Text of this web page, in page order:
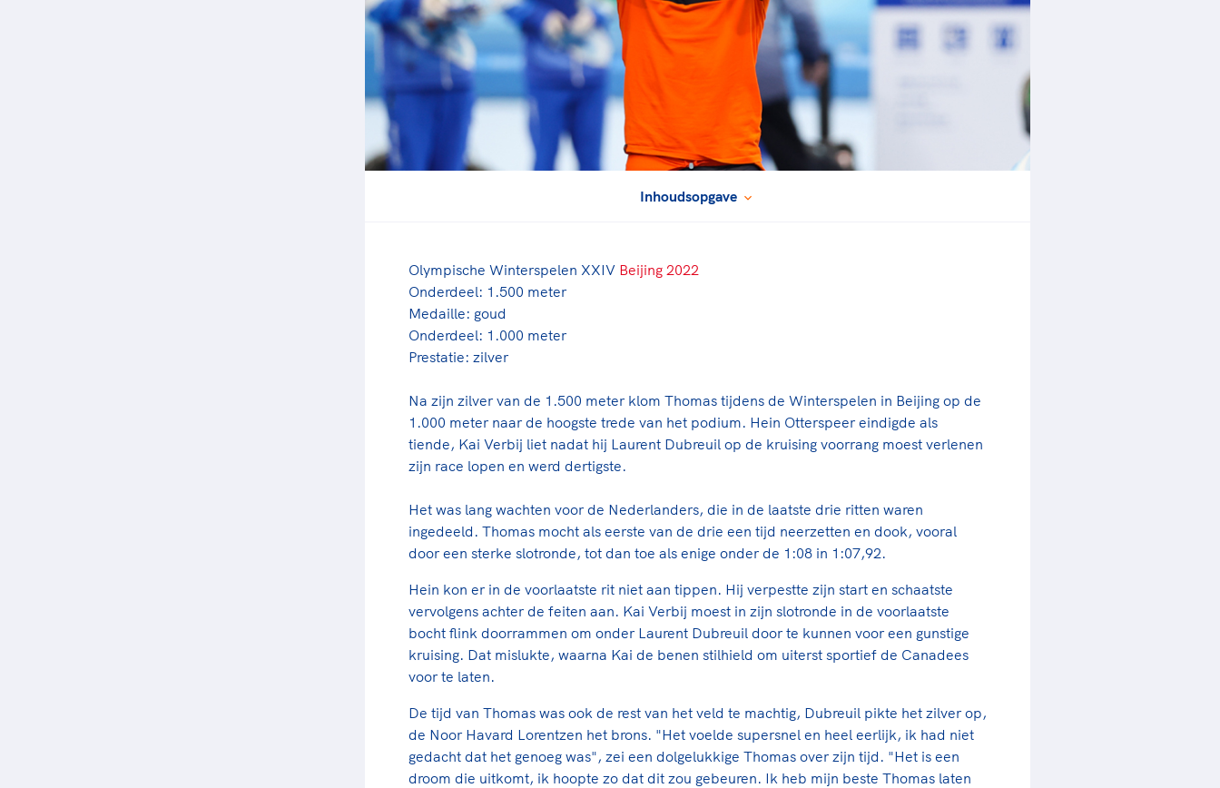
positionering van sport
je moeder of de hockeywedstrijd
van je buurjongen.
Lees verder
Gezonde sportomgeving
Bekwaam sportkader
Vitale clubs en bestuurlijk kader
Lees verder
Inhoudsopgave
Olympische Winterspelen XXIV Beijing 2022
Onderdeel: 1.500 meter
Medaille: goud
Onderdeel: 1.000 meter
Prestatie: zilver
Na zijn zilver van de 1.500 meter klom Thomas tijdens de Winterspelen in Beijing op de
1.000 meter naar de hoogste trede van het podium. Hein Otterspeer eindigde als
tiende, Kai Verbij liet nadat hij Laurent Dubreuil op de kruising voorrang moest verlenen
zijn race lopen en werd dertigste.
Het was lang wachten voor de Nederlanders, die in de laatste drie ritten waren
ingedeeld. Thomas mocht als eerste van de drie een tijd neerzetten en dook, vooral
door een sterke slotronde, tot dan toe als enige onder de 1:08 in 1:07,92.
Hein kon er in de voorlaatste rit niet aan tippen. Hij verpestte zijn start en schaatste
vervolgens achter de feiten aan. Kai Verbij moest in zijn slotronde in de voorlaatste
bocht flink doorrammen om onder Laurent Dubreuil door te kunnen voor een gunstige
kruising. Dat mislukte, waarna Kai de benen stilhield om uiterst sportief de Canadees
voor te laten.
De tijd van Thomas was ook de rest van het veld te machtig, Dubreuil pikte het zilver op,
de Noor Havard Lorentzen het brons. "Het voelde supersnel en heel eerlijk, ik had niet
gedacht dat het genoeg was", zei een dolgelukkige Thomas over zijn tijd. "Het is een
droom die uitkomt, ik hoopte zo dat dit zou gebeuren. Ik heb mijn beste Thomas laten